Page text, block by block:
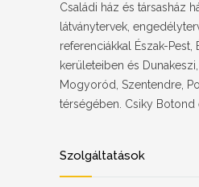
Családi ház és társasház
látványtervek,
referenciákkal Észak-Pest,
kerületeiben és
Mogyoród, Szentendre,
térségében. Csiky Botond
Szolgáltatások